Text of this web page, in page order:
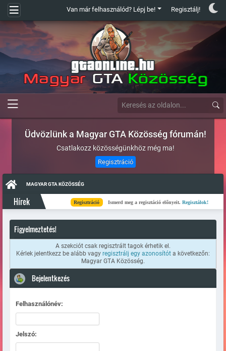
Van már felhasználód? Lépj be! Regisztálj!
Üdvözlünk a Magyar GTA Közösség fórumán!
Csatlakozz közösségünkhöz még ma!
Regisztráció
MAGYAR GTA KÖZÖSSÉG
Hírek Regisztráció Ismerd meg a regisztáció előnyeit.Regisztálok!
Figyelmeztetés!
A szekciót csak regisztrált tagok érhetik el.
Kérlek jelentkezz be alább vagy regisztrálj egy azonosítót a következőn:
Magyar GTA Közösség.
Bejelentkezés
Felhasználónév:
Jelszó: